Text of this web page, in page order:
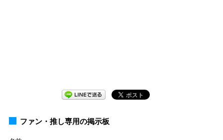
ファン・推し専用の掲示板